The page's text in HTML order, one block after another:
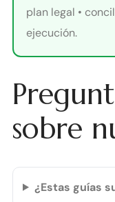
plan legal •
ejecución.
sobre
¿Estas guías